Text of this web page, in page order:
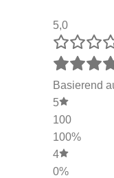
5,0
Basierend
5
100
100%
4
0%